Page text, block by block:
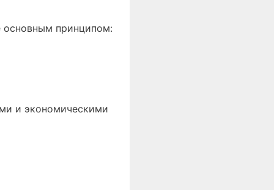
основным принципом:
и экономическими